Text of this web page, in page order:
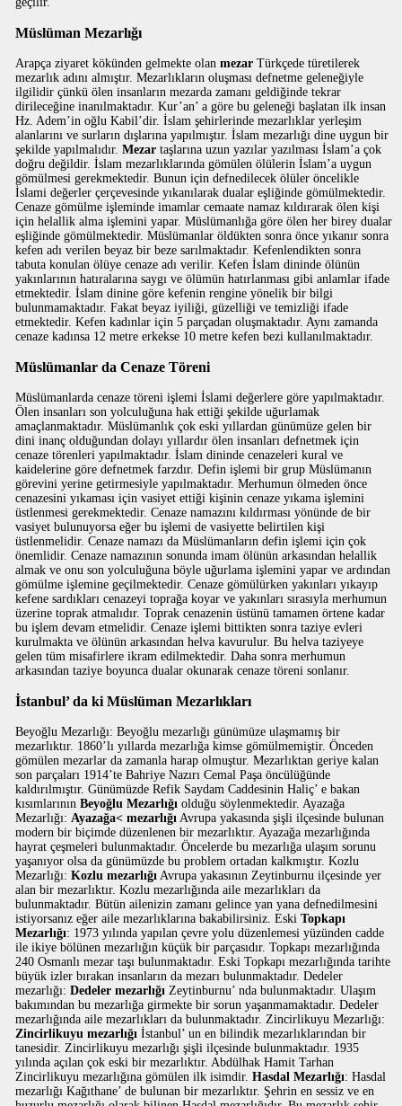
Müslüman Mezarlığı
Arapça ziyaret kökünden gelmekte olanmezar Türkçede türetilerek
mezarlık adını almıştır. Mezarlıkların oluşması defnetme geleneğiyle
ilgilidir çünkü ölen insanların mezarda zamanı geldiğinde tekrar
dirileceğine inanılmaktadır. Kur’an’ a göre bu geleneği başlatan ilk insan
Hz. Adem’in oğlu Kabil’dir. İslam şehirlerinde mezarlıklar yerleşim
alanlarını ve surların dışlarına yapılmıştır. İslam mezarlığı dine uygun bir
şekilde yapılmalıdır.Mezar taşlarına uzun yazılar yazılması İslam’a çok
doğru değildir. İslam mezarlıklarında gömülen ölülerin İslam’a uygun
gömülmesi gerekmektedir. Bunun için defnedilecek ölüler öncelikle
İslami değerler çerçevesinde yıkanılarak dualar eşliğinde gömülmektedir.
Cenaze gömülme işleminde imamlar cemaate namaz kıldırarak ölen kişi
için helallik alma işlemini yapar. Müslümanlığa göre ölen her birey dualar
eşliğinde gömülmektedir. Müslümanlar öldükten sonra önce yıkanır sonra
kefen adı verilen beyaz bir beze sarılmaktadır. Kefenlendikten sonra
tabuta konulan ölüye cenaze adı verilir. Kefen İslam dininde ölünün
yakınlarının hatıralarına saygı ve ölümün hatırlanması gibi anlamlar ifade
etmektedir. İslam dinine göre kefenin rengine yönelik bir bilgi
bulunmamaktadır. Fakat beyaz iyiliği, güzelliği ve temizliği ifade
etmektedir. Kefen kadınlar için 5 parçadan oluşmaktadır. Aynı zamanda
cenaze kadınsa 12 metre erkekse 10 metre kefen bezi kullanılmaktadır.
Müslümanlar da Cenaze Töreni
Müslümanlarda cenaze töreni işlemi İslami değerlere göre yapılmaktadır.
Ölen insanları son yolculuğuna hak ettiği şekilde uğurlamak
amaçlanmaktadır. Müslümanlık çok eski yıllardan günümüze gelen bir
dini inanç olduğundan dolayı yıllardır ölen insanları defnetmek için
cenaze törenleri yapılmaktadır. İslam dininde cenazeleri kural ve
kaidelerine göre defnetmek farzdır. Defin işlemi bir grup Müslümanın
görevini yerine getirmesiyle yapılmaktadır. Merhumun ölmeden önce
cenazesini yıkaması için vasiyet ettiği kişinin cenaze yıkama işlemini
üstlenmesi gerekmektedir. Cenaze namazını kıldırması yönünde de bir
vasiyet bulunuyorsa eğer bu işlemi de vasiyette belirtilen kişi
üstlenmelidir. Cenaze namazı da Müslümanların defin işlemi için çok
önemlidir. Cenaze namazının sonunda imam ölünün arkasından helallik
almak ve onu son yolculuğuna böyle uğurlama işlemini yapar ve ardından
gömülme işlemine geçilmektedir. Cenaze gömülürken yakınları yıkayıp
kefene sardıkları cenazeyi toprağa koyar ve yakınları sırasıyla merhumun
üzerine toprak atmalıdır. Toprak cenazenin üstünü tamamen örtene kadar
bu işlem devam etmelidir. Cenaze işlemi bittikten sonra taziye evleri
kurulmakta ve ölünün arkasından helva kavurulur. Bu helva taziyeye
gelen tüm misafirlere ikram edilmektedir. Daha sonra merhumun
arkasından taziye boyunca dualar okunarak cenaze töreni sonlanır.
İstanbul’ da ki Müslüman Mezarlıkları
Beyoğlu Mezarlığı: Beyoğlu mezarlığı günümüze ulaşmamış bir
mezarlıktır. 1860’lı yıllarda mezarlığa kimse gömülmemiştir. Önceden
gömülen mezarlar da zamanla harap olmuştur. Mezarlıktan geriye kalan
son parçaları 1914’te Bahriye Nazırı Cemal Paşa öncülüğünde
kaldırılmıştır. Günümüzde Refik Saydam Caddesinin Haliç’ e bakan
kısımlarınınBeyoğlu Mezarlığı olduğu söylenmektedir. Ayazağa
Mezarlığı:Ayazağa< mezarlığı Avrupa yakasında şişli ilçesinde bulunan
modern bir biçimde düzenlenen bir mezarlıktır. Ayazağa mezarlığında
hayrat çeşmeleri bulunmaktadır. Öncelerde bu mezarlığa ulaşım sorunu
yaşanıyor olsa da günümüzde bu problem ortadan kalkmıştır. Kozlu
Mezarlığı:Kozlu mezarlığı Avrupa yakasının Zeytinburnu ilçesinde yer
alan bir mezarlıktır. Kozlu mezarlığında aile mezarlıkları da
bulunmaktadır. Bütün ailenizin zamanı gelince yan yana defnedilmesini
istiyorsanız eğer aile mezarlıklarına bakabilirsiniz. EskiTopkapı
Mezarlığı: 1973 yılında yapılan çevre yolu düzenlemesi yüzünden cadde
ile ikiye bölünen mezarlığın küçük bir parçasıdır. Topkapı mezarlığında
240 Osmanlı mezar taşı bulunmaktadır. Eski Topkapı mezarlığında tarihte
büyük izler bırakan insanların da mezarı bulunmaktadır. Dedeler
mezarlığı:Dedeler mezarlığı Zeytinburnu’ nda bulunmaktadır. Ulaşım
bakımından bu mezarlığa girmekte bir sorun yaşanmamaktadır. Dedeler
mezarlığında aile mezarlıkları da bulunmaktadır. Zincirlikuyu Mezarlığı:
Zincirlikuyu mezarlığı İstanbul’ un en bilindik mezarlıklarından bir
tanesidir. Zincirlikuyu mezarlığı şişli ilçesinde bulunmaktadır. 1935
yılında açılan çok eski bir mezarlıktır. Abdülhak Hamit Tarhan
Zincirlikuyu mezarlığına gömülen ilk isimdir.Hasdal Mezarlığı: Hasdal
mezarlığı Kağıthane’ de bulunan bir mezarlıktır. Şehrin en sessiz ve en